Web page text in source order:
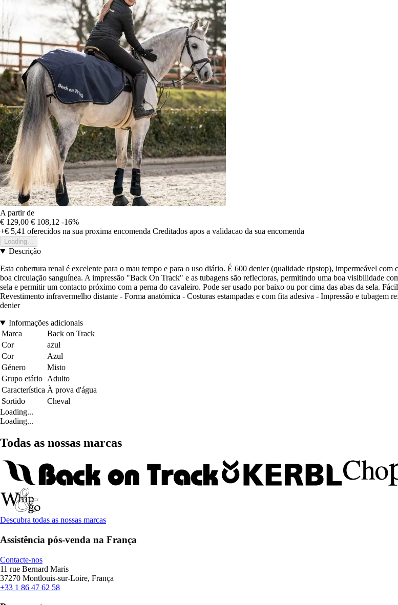
A partir de
€ 129,00 € 108,12 -16%
+€ 5,41 oferecidos na sua proxima encomenda Creditados apos a validacao da sua encomenda
Loading...
Descrição
Esta cobertura renal é excelente para o mau tempo e para o uso diário. É 600 denier (qualidade ripstop), impermeável
boa circulação sanguínea. A impressão "Back On Track" e as tubagens são reflectoras, permitindo uma boa visibilidade
sela e permitir um contacto próximo com a perna do cavaleiro. Pode ser usado por baixo ou por cima das abas da sela.
Revestimento infravermelho distante - Forma anatómica - Costuras estampadas e com fita adesiva - Impressão e
denier
Informações adicionais
Marca
Back on Track
Cor
azul
Cor
Azul
Género
Misto
Grupo etário Adulto
Característica À prova d'água
Sortido
Cheval
Loading...
Loading...
Todas as nossas marcas
Descubra todas as nossas marcas
Assistência pós-venda na França
Contacte-nos
11 rue Bernard Maris
37270 Montlouis-sur-Loire, França
+33 1 86 47 62 58